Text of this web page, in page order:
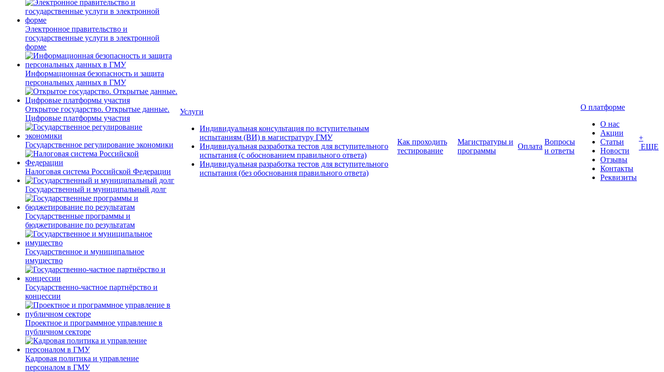
Электронное правительство и
государственные услуги в электронной
форме
Информационная безопасность и защита
персональных данных в ГМУ
Открытое государство. Открытые данные.
Цифровые платформы участия
Государственное регулирование экономики
Налоговая система Российской Федерации
Государственный и муниципальный долг
Государственные программы и
бюджетирование по результатам
Государственное и муниципальное
имущество
Государственно-частное партнёрство и
концессии
Проектное и программное управление в
публичном секторе
Кадровая политика и управление
персоналом в ГМУ
Услуги
Индивидуальная консультация по вступительным
испытаниям (ВИ) в магистратуру ГМУ
Индивидуальная разработка тестов для вступительного
испытания (с обоснованием правильного ответа)
Индивидуальная разработка тестов для вступительного
испытания (без обоснования правильного ответа)
Как проходить
тестирование
Магистратуры и
программы
Оплата
Вопросы
и ответы
О платформе
О нас
Акции
Статьи
Новости
Отзывы
Контакты
Реквизиты
+
ЕЩЕ